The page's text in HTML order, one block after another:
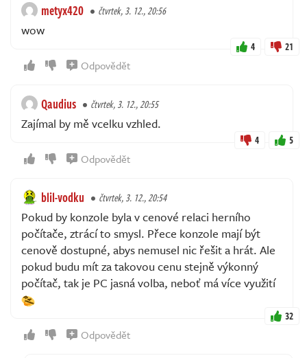
metyx420 čtvrtek, 3. 12., 20:56
wow
4 21
Odpovědět
Qaudius čtvrtek, 3. 12., 20:55
Zajímal by mě vcelku vzhled.
4 5
Odpovědět
blil-vodku čtvrtek, 3. 12., 20:54
Pokud by konzole byla v cenové relaci herního
počítače, ztrácí to smysl. Přece konzole mají být
cenově dostupné, abys nemusel nic řešit a hrát. Ale
pokud budu mít za takovou cenu stejně výkonný
počítač, tak je PC jasná volba, neboť má více využití
32
Odpovědět